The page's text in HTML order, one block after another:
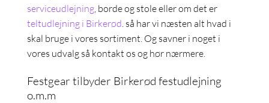
serviceudlejning , borde og stole eller om det er
teltudlejning i Birkerød . så har vi næsten alt hvad i
skal bruge i vores sortiment. Og savner i noget i
vores udvalg så kontakt os og hør nærmere.
Festgear tilbyder Birkerød festudlejning
o.m.m